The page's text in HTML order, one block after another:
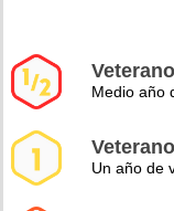
Medio año
Un año de